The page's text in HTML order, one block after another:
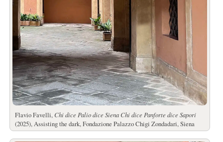
Flavio Favelli, Chi dice Palio dice Siena Chi dice Panforte dice Sapori
(2025), Assisting the dark, Fondazione Palazzo Chigi Zondadari, Siena